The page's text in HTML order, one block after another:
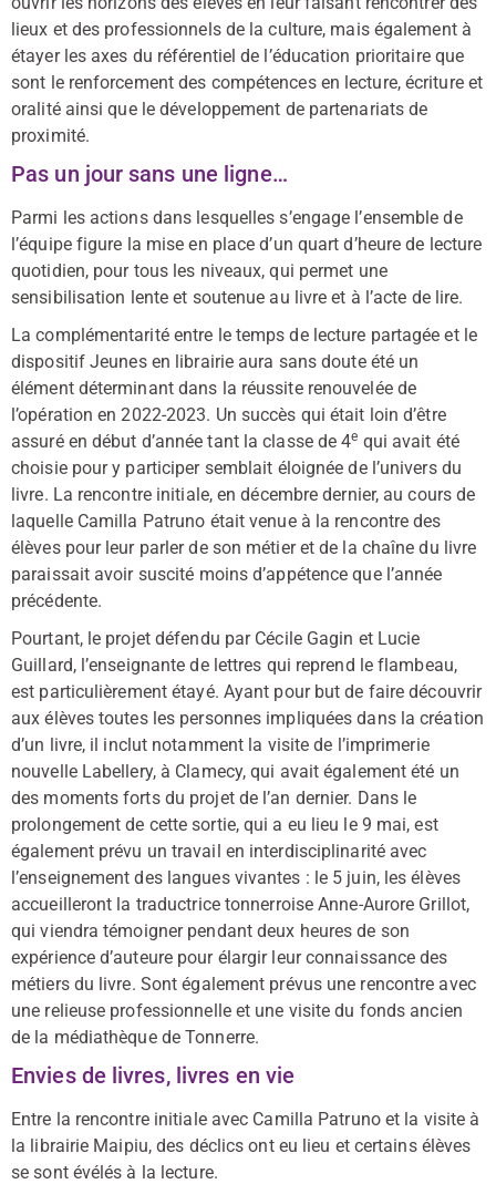
lieux et des professionnels de la culture, mais également à
étayer les axes du référentiel de l’éducation prioritaire que
sont le renforcement des compétences en lecture, écriture et
oralité ainsi que le développement de partenariats de
proximité.
Pas un jour sans une ligne…
Parmi les actions dans lesquelles s’engage l’ensemble de
l’équipe figure la mise en place d’un quart d’heure de lecture
quotidien, pour tous les niveaux, qui permet une
sensibilisation lente et soutenue au livre et à l’acte de lire.
La complémentarité entre le temps de lecture partagée et le
dispositif Jeunes en librairie aura sans doute été un
élément déterminant dans la réussite renouvelée de
l’opération en 2022-2023. Un succès qui était loin d’être
assuré en début d’année tant la classe de 4e qui avait été
choisie pour y participer semblait éloignée de l’univers du
livre. La rencontre initiale, en décembre dernier, au cours de
laquelle Camilla Patruno était venue à la rencontre des
élèves pour leur parler de son métier et de la chaîne du livre
paraissait avoir suscité moins d’appétence que l’année
précédente.
Pourtant, le projet défendu par Cécile Gagin et Lucie
Guillard, l’enseignante de lettres qui reprend le flambeau,
est particulièrement étayé. Ayant pour but de faire découvrir
aux élèves toutes les personnes impliquées dans la création
d’un livre, il inclut notamment la visite de l’imprimerie
nouvelle Labellery, à Clamecy, qui avait également été un
des moments forts du projet de l’an dernier. Dans le
prolongement de cette sortie, qui a eu lieu le 9 mai, est
également prévu un travail en interdisciplinarité avec
l’enseignement des langues vivantes : le 5 juin, les élèves
accueilleront la traductrice tonnerroise Anne-Aurore Grillot,
qui viendra témoigner pendant deux heures de son
expérience d’auteure pour élargir leur connaissance des
métiers du livre. Sont également prévus une rencontre avec
une relieuse professionnelle et une visite du fonds ancien
de la médiathèque de Tonnerre.
Envies de livres, livres en vie
Entre la rencontre initiale avec Camilla Patruno et la visite à
la librairie Maipiu, des déclics ont eu lieu et certains élèves
se sont évélés à la lecture.